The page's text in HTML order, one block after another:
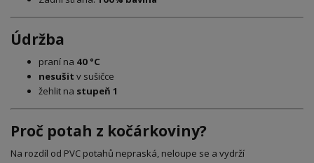
Údržba
praní na 40 °C
nesušit v sušičce
žehlit na stupeň 1
Proč potah z kočárkoviny?
Na rozdíl od PVC potahů nepraská, neloupe se a vydrží